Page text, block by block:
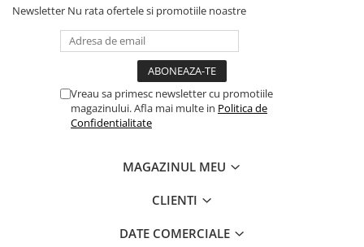
iPhone SE 2020 2nd
iPhone 6s Plus
iPhone 6 Plus
Newsletter Nu rata ofertele si promotiile noastre
Vreau sa primesc newsletter cu promotiile
magazinului. Afla mai multe in Politica de
Confidentialitate
MAGAZINUL MEU
CLIENTI
DATE COMERCIALE